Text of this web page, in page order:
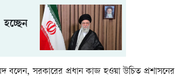
বলেন, সরকারের প্রধান কাজ হওয়া উচিত প্রশাসনের